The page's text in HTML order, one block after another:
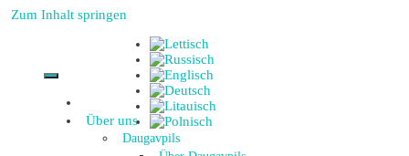
Zum Inhalt springen
Über uns
Daugavpils